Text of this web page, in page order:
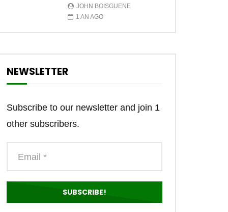
JOHN BOISGUENE
1 AN AGO
NEWSLETTER
Subscribe to our newsletter and join 1
other subscribers.